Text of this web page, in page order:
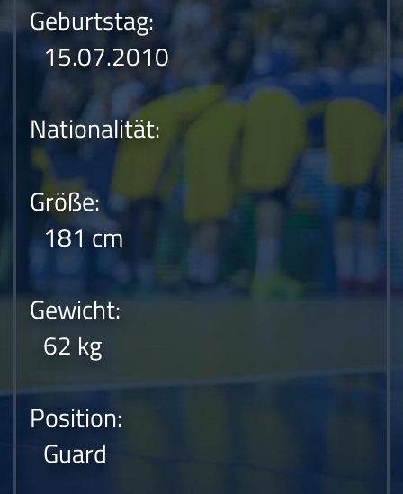
Geburtstag:
15.07.2010
Nationalität:
Größe:
181 cm
Gewicht:
62 kg
Position:
Guard